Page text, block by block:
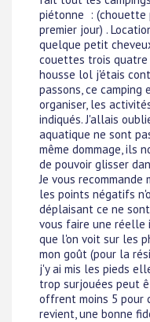
piétonne : (chouette
premier jour) .
quelque petit
couettes trois quatre
housse lol j'étais
passons, ce camping
organiser, les
indiqués. J'allais
aquatique ne sont
même dommage, ils
de pouvoir glisser
Je vous
les points négatifs
déplaisant ce ne
vous faire une réelle
que l'on voit sur les
mon goût (pour la
j'y ai mis les pieds
trop surjouées peut
offrent moins 5 pour
revient, une bonne